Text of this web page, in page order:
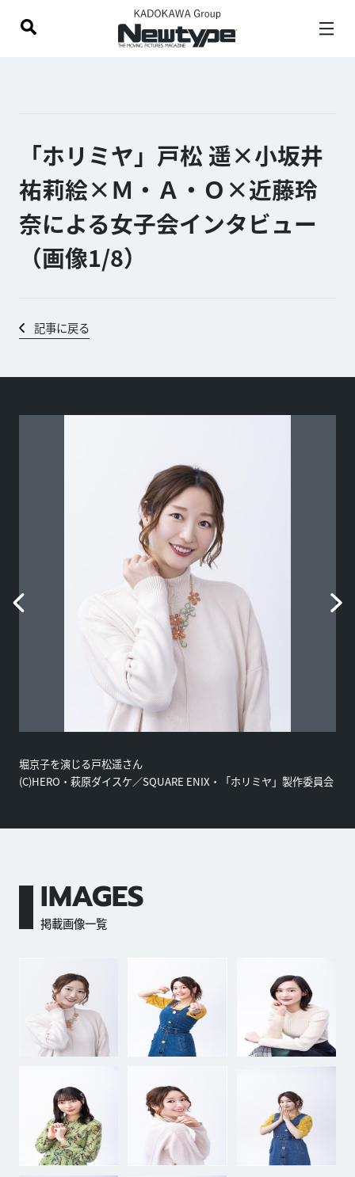
「ホリミヤ」戸松 遥×小坂井
祐莉絵×Ｍ・Ａ・Ｏ×近藤玲
奈による女子会インタビュー
（画像1/8）
記事に戻る
堀京子を演じる戸松遥さん
(C)HERO・萩原ダイスケ／SQUARE ENIX・「ホリミヤ」製作委員会
IMAGES
掲載画像一覧